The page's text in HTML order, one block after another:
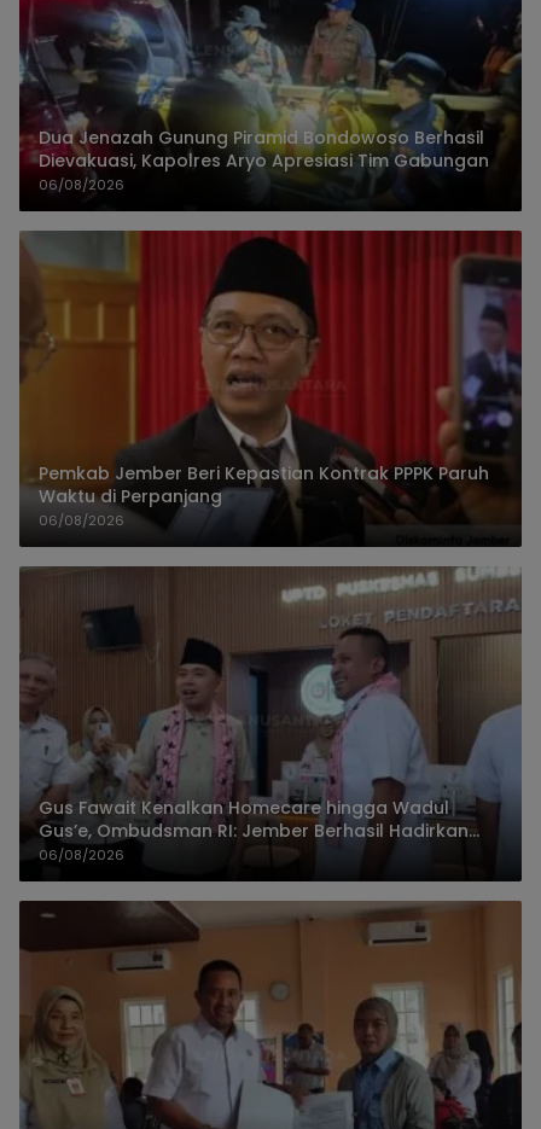
Dua Jenazah Gunung Piramid Bondowoso Berhasil
Dievakuasi, Kapolres Aryo Apresiasi Tim Gabungan
06/08/2026
Pemkab Jember Beri Kepastian Kontrak PPPK Paruh
Waktu di Perpanjang
06/08/2026
Gus Fawait Kenalkan Homecare hingga Wadul
Gus’e, Ombudsman RI: Jember Berhasil Hadirkan
Layanan Kualitas
06/08/2026